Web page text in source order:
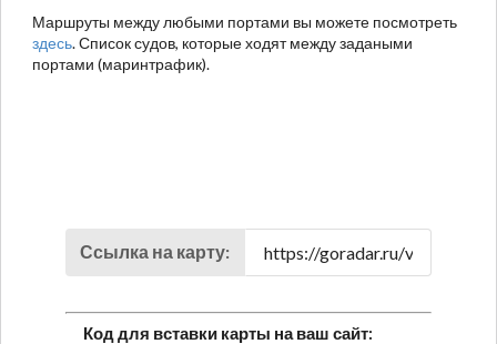
Маршруты между любыми портами вы можете посмотреть
здесь. Список судов, которые ходят между задаными
портами (маринтрафик).
Ссылка на карту:
Код для вставки карты на ваш сайт: